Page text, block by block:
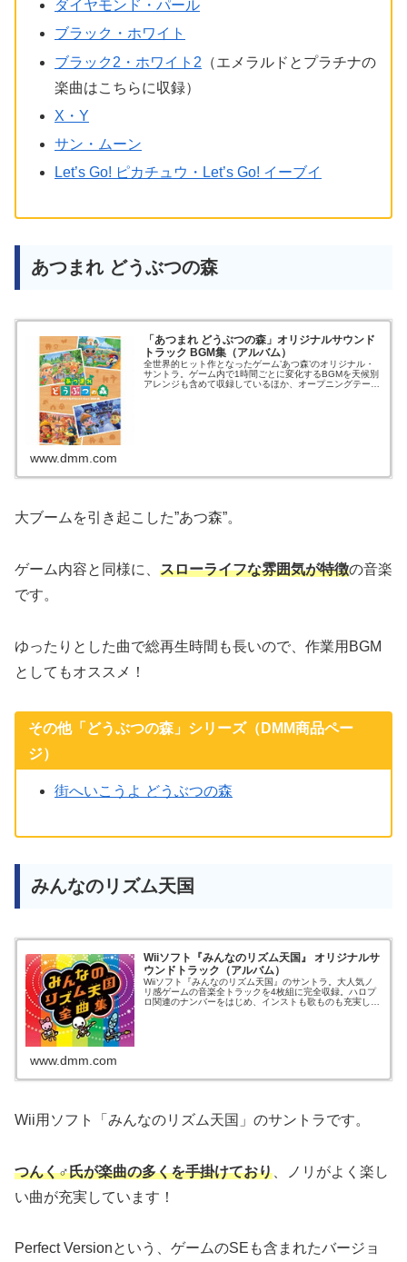
ダイヤモンド・パール
ブラック・ホワイト
ブラック2・ホワイト2 （エメラルドとプラチナの
楽曲はこちらに収録）
X・Y
サン・ムーン
Let’s Go! ピカチュウ・Let’s Go! イーブイ
あつまれ どうぶつの森
「あつまれ どうぶつの森」オリジナルサウンド
トラック BGM集（アルバム）
全世界的ヒット作となったゲーム’あつ森’のオリジナル・
サントラ。ゲーム内で1時間ごとに変化するBGMを天候別
アレンジも含めて収録しているほか、オープニングテーマ
www.dmm.com
大ブームを引き起こした”あつ森”。
ゲーム内容と同様に、 スローライフな雰囲気が特徴の音楽
です。
ゆったりとした曲で総再生時間も長いので、作業用BGM
としてもオススメ！
その他「どうぶつの森」シリーズ（DMM商品ペー
ジ）
街へいこうよ どうぶつの森
みんなのリズム天国
Wiiソフト『みんなのリズム天国』 オリジナルサ
ウンドトラック（アルバム）
Wiiソフト『みんなのリズム天国』のサントラ。大人気ノ
リ感ゲームの音楽全トラックを4枚組に完全収録。ハロプ
ロ関連のナンバーをはじめ、インストも歌ものも充実した
www.dmm.com
Wii用ソフト「みんなのリズム天国」のサントラです。
つんく♂氏が楽曲の多くを手掛けており 、ノリがよく楽し
い曲が充実しています！
Perfect Versionという、ゲームのSEも含まれたバージョ